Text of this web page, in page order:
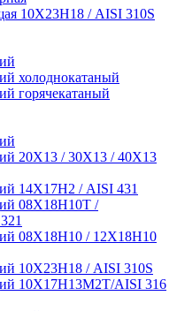
10Х23Н18 / AISI 310S
холоднокатаный
горячекатаный
20Х13 / 30Х13 / 40Х13
14Х17Н2 / AISI 431
08Х18Н10Т /
08Х18Н10 / 12Х18Н10
10Х23Н18 / AISI 310S
10Х17Н13М2Т/AISI 316